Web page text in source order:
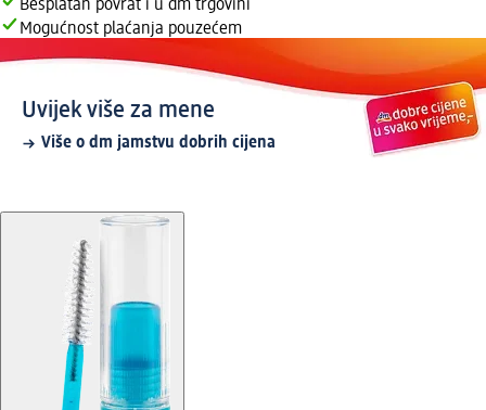
Besplatan povrat i u dm trgovini
Mogućnost plaćanja pouzećem
Uvijek više za mene
Više o dm jamstvu dobrih cijena